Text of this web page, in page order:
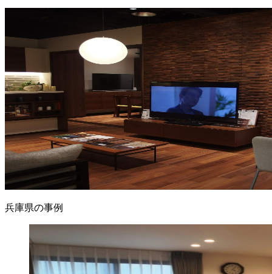
兵庫県の事例